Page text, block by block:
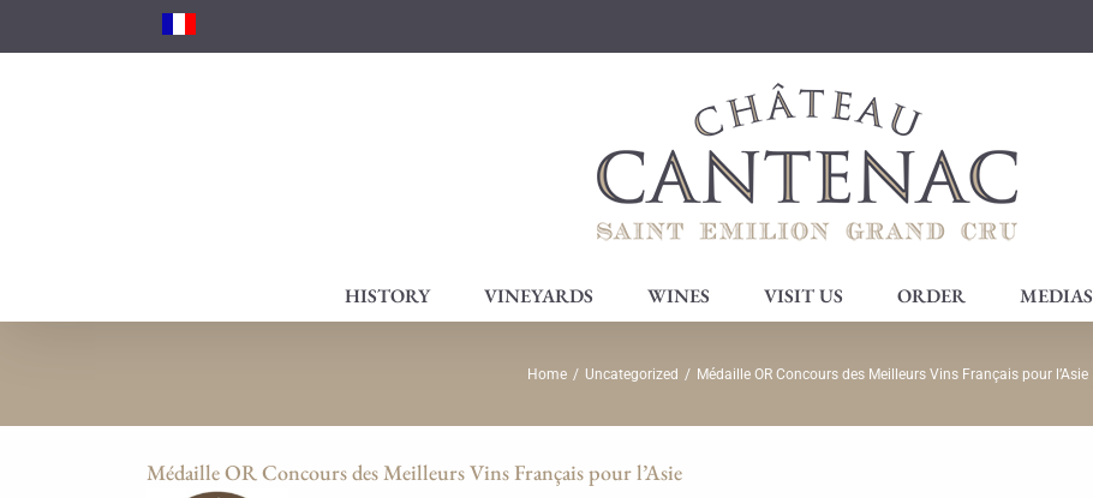
HISTORY VINEYARDS WINES VISIT US ORDER MEDIAS
Home / Uncategorized / Médaille OR Concours des Meilleurs Vins Français pour l’Asie
Médaille OR Concours des Meilleurs Vins Français pour l’Asie